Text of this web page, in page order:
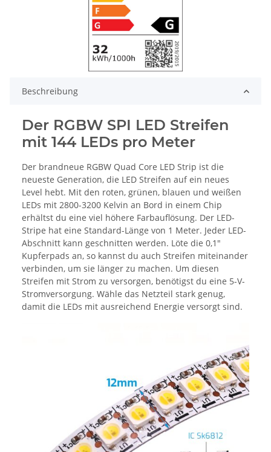
Beschreibung
Der RGBW SPI LED Streifen
mit 144 LEDs pro Meter
Der brandneue RGBW Quad Core LED Strip ist die
neueste Generation, die LED Streifen auf ein neues
Level hebt. Mit den roten, grünen, blauen und weißen
LEDs mit 2800-3200 Kelvin an Bord in einem Chip
erhältst du eine viel höhere Farbauflösung. Der LED-
Stripe hat eine Standard-Länge von 1 Meter. Jeder LED-
Abschnitt kann geschnitten werden. Löte die 0,1"
Kupferpads an, so kannst du auch Streifen miteinander
verbinden, um sie länger zu machen. Um diesen
Streifen mit Strom zu versorgen, benötigst du eine 5-V-
Stromversorgung. Wähle das Netzteil stark genug,
damit die LEDs mit ausreichend Energie versorgt sind.